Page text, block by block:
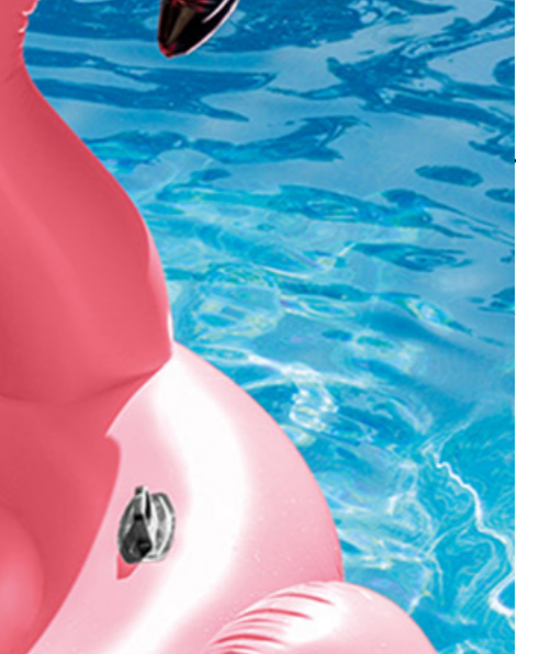
יו-גי-הו
קלפים ומארזי יו-גי-הו
דרגון בול
קלפים ומארזי דרגון בול
בובות פופ ופיגרים דרגון בול
דיסני
קלפים ומארזי דיסני
בובות פופ ופיגרים דיסני
שונות
Riftbound: League of Legends
קלפי ספורט – Tops – כדורגל ועוד
בובות פופ ופיגרים
חדש על המדף
פרוטקטורים ותוספות למשלוחים
אנימה ANIME
מארבל MARVEL
העולם של DC
דיסני
מותגים מסרטים וסדרות
שחקני כדורגל / כדורסל
Freddy Funko
בובות פופ - שונות
נלווים ושונות
Riftbound: League of Legends
וואן פיס – ONE PIECE (לחץ כאן לצפיה בכל המוצרים יחד)
בוסטר בוקס / דיספליים – Booster Box’s
בוסטרים מארזים וקלפי אספנות וואן פיס.
דקים / STARTER DECKS
פיגרים ופאנקו פופ – וואן פיס
מגנים אקרילים, פרוטקטורים וסליבים
בובות פופ ופיגרים – Funko Pop & Figures
כל הפיגרים שלנו – ALL FIGURES
חדש על המדף – New Drops
פרוטקטורים ותוספות למשלוחים
FREDDY FUNKO
אנימה – ANIME (לחץ כאן לצפיית כל המוצרים)
דרגון בול – Dragon Ball Z
וואן פיס – One Piece
פוקימון – POKEMON
נארוטו – NARUTO
בארוטו – BARUTO
אוותר – Avatar
אקדמיית הגיבורים שלי – My Hero Academia
יו גי הו – Yu Gi Oh
דימון סלייר – Demon Slayer
Fairy Tail – זנב הפיה
Hunter X Hunter
אינויאשה
JUJUTSU KAISEN
BLEACH – בליץ'
תלתן שחור – Black Clover
אנימה שונות
DC דיסי – לחץ כאן לצפייה בכל הפופים
BATMAN COMICS
BATMAN THE MOVIE